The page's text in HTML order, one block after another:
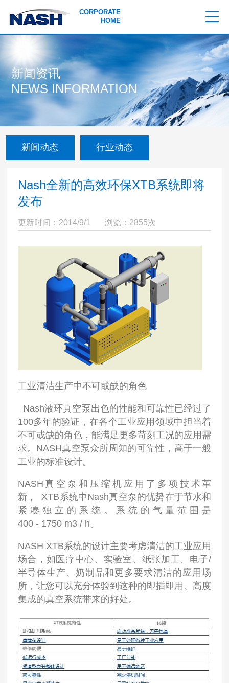
CORPORATE
HOME
新闻资讯
NEWS INFORMATION
新闻动态 行业动态
Nash全新的高效环保XTB系统即将
发布
更新时间：2014/9/1 浏览：2855次
工业清洁生产中不可或缺的角色
Nash液环真空泵出色的性能和可靠性已经过了
100多年的验证，在各个工业应用领域中担当着
不可或缺的角色，能满足更多苛刻工况的应用需
求。NASH真空泵众所周知的可靠性，高于一般
工业的标准设计。
NASH真空泵和压缩机应用了多项技术革
新， XTB系统中Nash真空泵的优势在于节水和
紧凑独立的系统。系统的气量范围是
400 - 1750 m3 / h。
NASH XTB系统的设计主要考虑清洁的工业应用
场合，如医疗中心、实验室、纸张加工、电子/
半导体生产、奶制品和更多要求清洁的应用场
所，让您可以充分体验到这种的即插即用、高度
集成的真空系统带来的好处。